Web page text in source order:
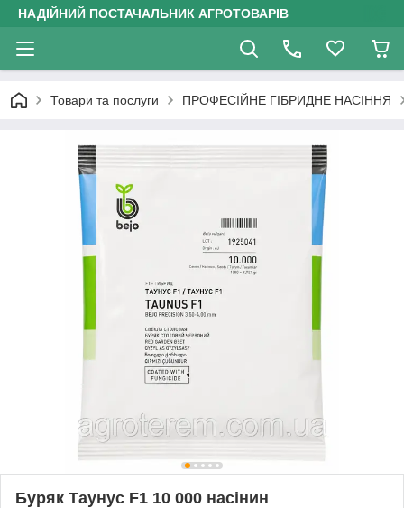
НАДІЙНИЙ ПОСТАЧАЛЬНИК АГРОТОВАРІВ
Товари та послуги ПРОФЕСІЙНЕ ГІБРИДНЕ НАСІННЯ
Буряк Таунус F1 10 000 насінин